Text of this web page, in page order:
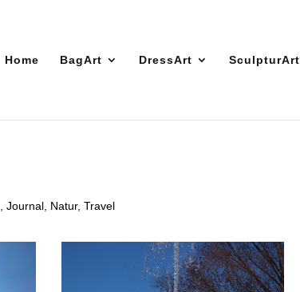
Home BagArt DressArt SculpturArt
Journal Natur, Travel